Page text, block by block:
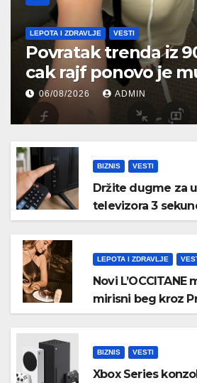
LEPOTA I ZDRAVLJE VESTI
Povratak trenda iz
cak rajf ponovo je
aksesoar za kosu
06/08/2026 ADMIN
BIZNIS VESTI
Držite dugme za
televizora 3
služi i kada bi
LEPOTA I ZDRAVLJE
Novi
mirisni beg kroz
BIZNIS VESTI
Xbox Series